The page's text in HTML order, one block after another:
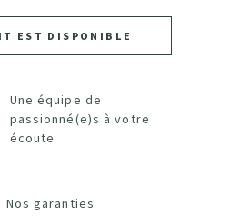
EST DISPONIBLE
Une équipe de
passionné(e)s à votre
écoute
Nos garanties